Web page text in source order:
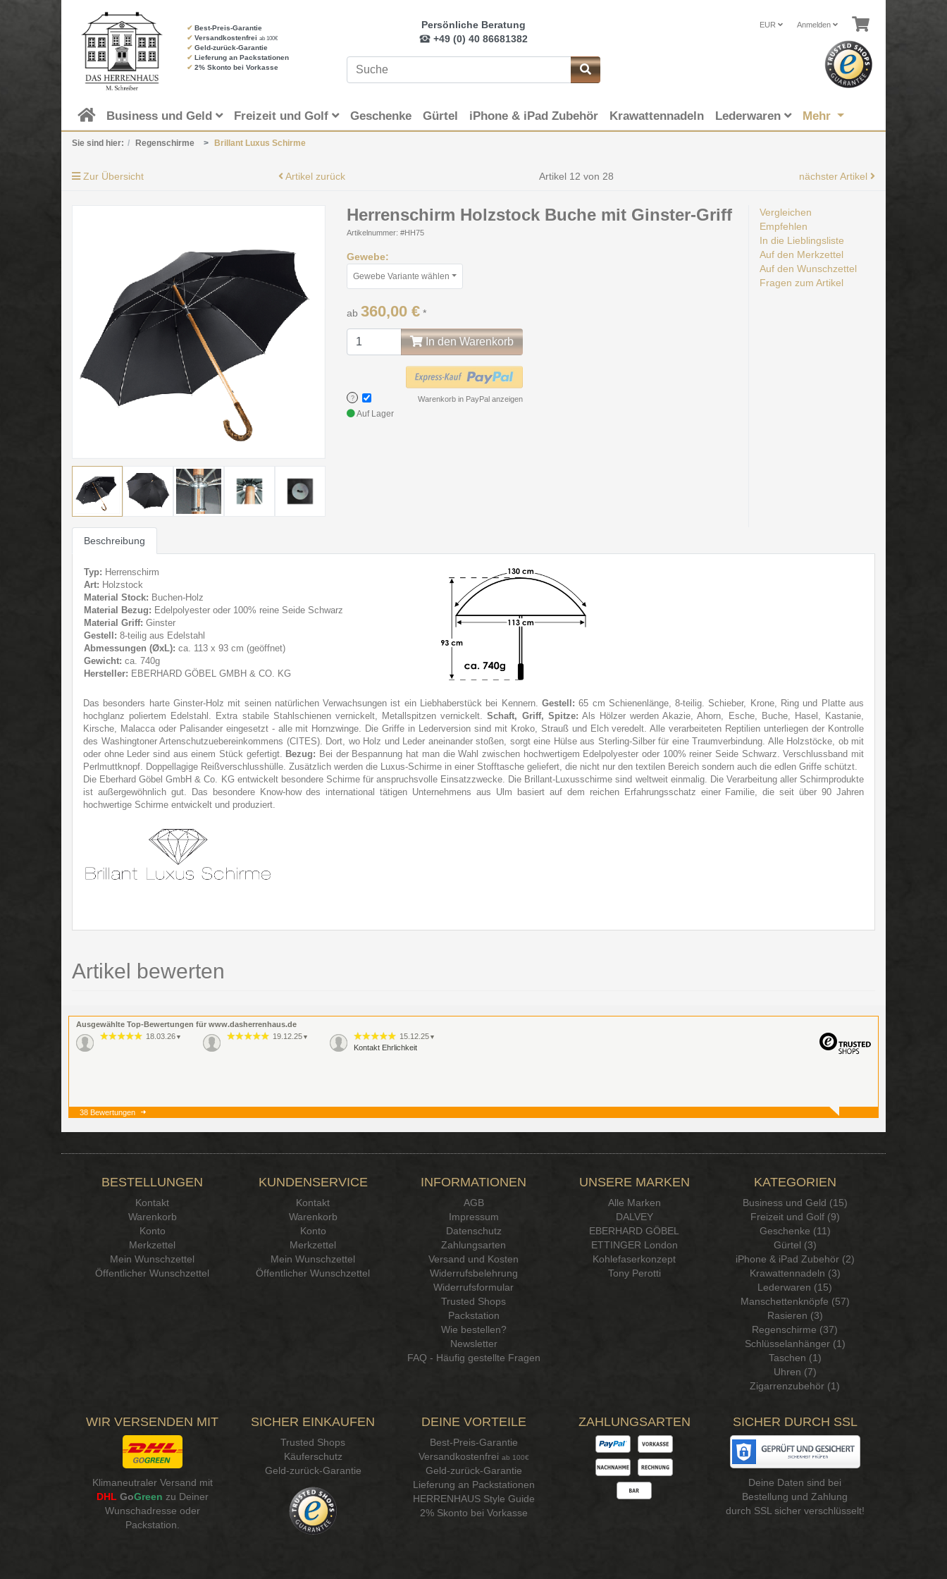
✔ Best-Preis-Garantie
✔ Versandkostenfrei ab 100€
✔ Geld-zurück-Garantie
✔ Lieferung an Packstationen
✔ 2% Skonto bei Vorkasse
EUR Anmelden
Persönliche Beratung
+49 (0) 40 86681382
Business und Geld Freizeit und Golf Geschenke Gürtel iPhone & iPad Zubehör Krawattennadeln Lederwaren Mehr
Sie sind hier: Regenschirme Brillant Luxus Schirme
Zur Übersicht Artikel zurück Artikel 12 von 28 nächster Artikel
Herrenschirm Holzstock Buche mit Ginster-Griff
Artikelnummer: #HH75
Gewebe:
Gewebe Variante wählen
ab 360,00 € *
In den Warenkorb
? Warenkorb in PayPal anzeigen
Auf Lager
Vergleichen
Empfehlen
In die Lieblingsliste
Auf den Merkzettel
Auf den Wunschzettel
Fragen zum Artikel
Beschreibung
Typ: Herrenschirm
Art: Holzstock
Material Stock: Buchen-Holz
Material Bezug: Edelpolyester oder 100% reine Seide Schwarz
Material Griff: Ginster
Gestell: 8-teilig aus Edelstahl
Abmessungen (ØxL): ca. 113 x 93 cm (geöffnet)
Gewicht: ca. 740g
Hersteller: EBERHARD GÖBEL GMBH & CO. KG
Das besonders harte Ginster-Holz mit seinen natürlichen Verwachsungen ist ein Liebhaberstück bei Kennern. Gestell: 65 cm Schienenlänge, 8-teilig. Schieber, Krone, Ring und Platte aus
hochglanz poliertem Edelstahl. Extra stabile Stahlschienen vernickelt, Metallspitzen vernickelt.Schaft, Griff, Spitze: Als Hölzer werden Akazie, Ahorn, Esche, Buche, Hasel, Kastanie,
Kirsche, Malacca oder Palisander eingesetzt - alle mit Hornzwinge. Die Griffe in Lederversion sind mit Kroko, Strauß und Elch veredelt. Alle verarbeiteten Reptilien unterliegen der Kontrolle
des Washingtoner Artenschutzuebereinkommens (CITES). Dort, wo Holz und Leder aneinander stoßen, sorgt eine Hülse aus Sterling-Silber für eine Traumverbindung. Alle Holzstöcke, ob mit
oder ohne Leder sind aus einem Stück gefertigt. Bezug: Bei der Bespannung hat man die Wahl zwischen hochwertigem Edelpolyester oder 100% reiner Seide Schwarz. Verschlussband mit
Perlmuttknopf. Doppellagige Reißverschlusshülle. Zusätzlich werden die Luxus-Schirme in einer Stofftasche geliefert, die nicht nur den textilen Bereich sondern auch die edlen Griffe schützt.
Die Eberhard Göbel GmbH & Co. KG entwickelt besondere Schirme für anspruchsvolle Einsatzzwecke. Die Brillant-Luxusschirme sind weltweit einmalig. Die Verarbeitung aller Schirmprodukte
ist außergewöhnlich gut. Das besondere Know-how des international tätigen Unternehmens aus Ulm basiert auf dem reichen Erfahrungsschatz einer Familie, die seit über 90 Jahren
hochwertige Schirme entwickelt und produziert.
Artikel bewerten
Ausgewählte Top-Bewertungen für www.dasherrenhaus.de
18.03.26 ▼ 19.12.25 ▼ 15.12.25 ▼
Kontakt Ehrlichkeit
38 Bewertungen
BESTELLUNGEN
Kontakt
Warenkorb
Konto
Merkzettel
Mein Wunschzettel
Öffentlicher Wunschzettel
KUNDENSERVICE
Kontakt
Warenkorb
Konto
Merkzettel
Mein Wunschzettel
Öffentlicher Wunschzettel
INFORMATIONEN
AGB
Impressum
Datenschutz
Zahlungsarten
Versand und Kosten
Widerrufsbelehrung
Widerrufsformular
Trusted Shops
Packstation
Wie bestellen?
Newsletter
FAQ - Häufig gestellte Fragen
UNSERE MARKEN
Alle Marken
DALVEY
EBERHARD GÖBEL
ETTINGER London
Kohlefaserkonzept
Tony Perotti
KATEGORIEN
Business und Geld (15)
Freizeit und Golf (9)
Geschenke (11)
Gürtel (3)
iPhone & iPad Zubehör (2)
Krawattennadeln (3)
Lederwaren (15)
Manschettenknöpfe (57)
Rasieren (3)
Regenschirme (37)
Schlüsselanhänger (1)
Taschen (1)
Uhren (7)
Zigarrenzubehör (1)
WIR VERSENDEN MIT
Klimaneutraler Versand mit
DHL GoGreen zu Deiner
Wunschadresse oder
Packstation
SICHER EINKAUFEN
Trusted Shops
Käuferschutz
Geld-zurück-Garantie
DEINE VORTEILE
Best-Preis-Garantie
Versandkostenfrei ab 100€
Geld-zurück-Garantie
Lieferung an Packstationen
HERRENHAUS Style Guide
2% Skonto bei Vorkasse
ZAHLUNGSARTEN SICHER DURCH SSL
Deine Daten sind bei
Bestellung und Zahlung
durch SSL sicher verschlüsselt!